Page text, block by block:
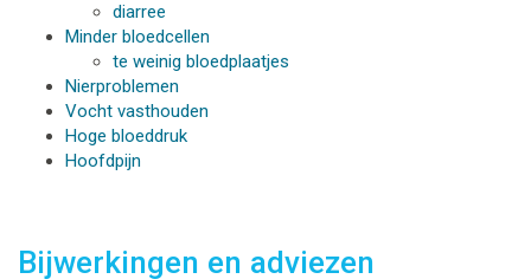
diarree
Minder bloedcellen
te weinig bloedplaatjes
Nierproblemen
Vocht vasthouden
Hoge bloeddruk
Hoofdpijn
Bijwerkingen en adviezen